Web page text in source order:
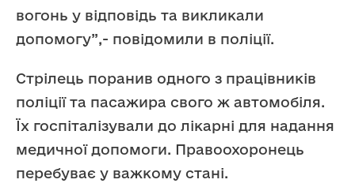
вогонь у відповідь та викликали
допомогу”,- повідомили в поліції.
Стрілець поранив одного з працівників
поліції та пасажира свого ж автомобіля.
Їх госпіталізували до лікарні для надання
медичної допомоги. Правоохоронець
перебуває у важкому стані.